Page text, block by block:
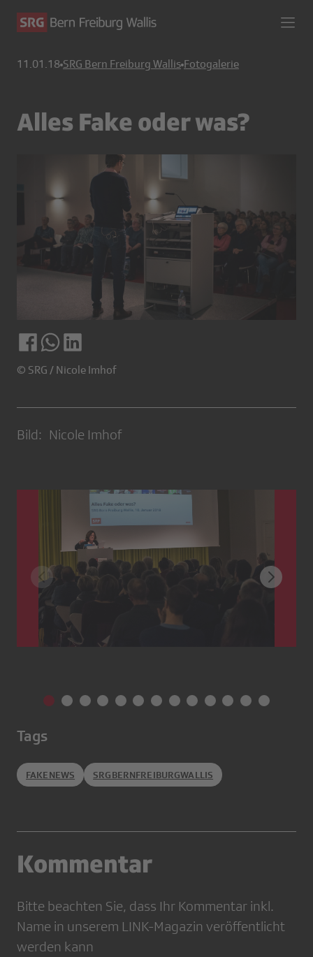
11.01.18 SRG Bern Freiburg Wallis Fotogalerie
Alles Fake oder was?
© SRG / Nicole Imhof
Bild: Nicole Imhof
Tags
FAKENEWS SRGBERNFREIBURGWALLIS
Kommentar
Bitte beachten Sie, dass Ihr Kommentar inkl.
Name in unserem LINK-Magazin veröffentlicht
werden kann